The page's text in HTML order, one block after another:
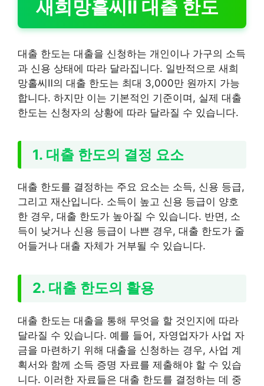
새희망홀씨Ⅱ 대출 한도
대출 한도는 대출을 신청하는 개인이나 가구의 소득
과 신용 상태에 따라 달라집니다. 일반적으로 새희
망홀씨Ⅱ의 대출 한도는 최대 3,000만 원까지 가능
합니다. 하지만 이는 기본적인 기준이며, 실제 대출
한도는 신청자의 상황에 따라 달라질 수 있습니다.
1. 대출 한도의 결정 요소
대출 한도를 결정하는 주요 요소는 소득, 신용 등급,
그리고 재산입니다. 소득이 높고 신용 등급이 양호
한 경우, 대출 한도가 높아질 수 있습니다. 반면, 소
득이 낮거나 신용 등급이 나쁜 경우, 대출 한도가 줄
어들거나 대출 자체가 거부될 수 있습니다.
2. 대출 한도의 활용
대출 한도는 대출을 통해 무엇을 할 것인지에 따라
달라질 수 있습니다. 예를 들어, 자영업자가 사업 자
금을 마련하기 위해 대출을 신청하는 경우, 사업 계
획서와 함께 소득 증명 자료를 제출해야 할 수 있습
니다. 이러한 자료들은 대출 한도를 결정하는 데 중